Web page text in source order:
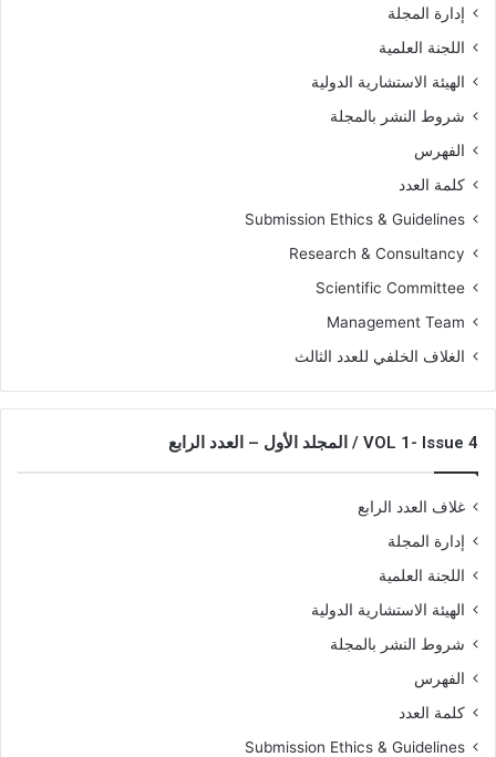
إدارة المجلة
اللجنة العلمية
الهيئة الاستشارية الدولية
شروط النشر بالمجلة
الفهرس
كلمة العدد
Submission Ethics & Guidelines
Research & Consultancy
Scientific Committee
Management Team
الغلاف الخلفي للعدد الثالث
VOL 1- Issue 4 / المجلد الأول – العدد الرابع
غلاف العدد الرابع
إدارة المجلة
اللجنة العلمية
الهيئة الاستشارية الدولية
شروط النشر بالمجلة
الفهرس
كلمة العدد
Submission Ethics & Guidelines